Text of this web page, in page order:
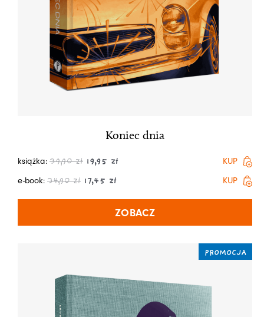
Koniec dnia
książka: 39,90zł 19,95 zł
KUP
e-book: 34,90zł 17,45 zł KUP
ZOBACZ
PROMOCJA